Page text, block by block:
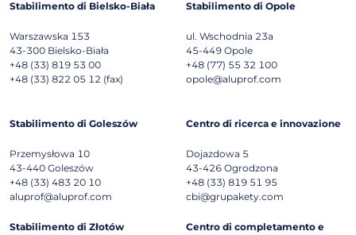
Stabilimento di Bielsko-Biała
Warszawska 153
43-300 Bielsko-Biała
+48 (33) 819 53 00
+48 (33) 822 05 12 (fax)
Stabilimento di Opole
ul. Wschodnia 23a
45-449 Opole
+48 (77) 55 32 100
opole@aluprof.com
Stabilimento di Goleszów
Przemysłowa 10
43-440 Goleszów
+48 (33) 483 20 10
aluprof@aluprof.com
Centro di ricerca e innovazione
Dojazdowa 5
43-426 Ogrodzona
+48 (33) 819 51 95
cbi@grupakety.com
Stabilimento di Złotów
Centro di completamento e